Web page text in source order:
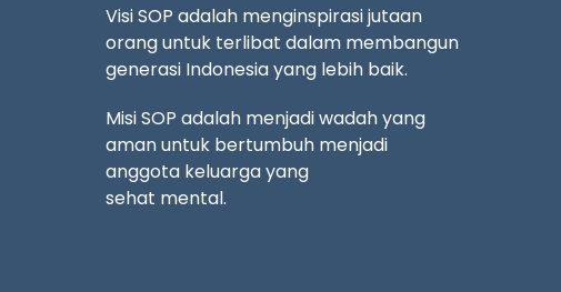
Visi SOP adalah menginspirasi jutaan
orang untuk terlibat dalam membangun
generasi Indonesia yang lebih baik.
Misi SOP adalah menjadi wadah yang
aman untuk bertumbuh menjadi
anggota keluarga yang
sehat mental.